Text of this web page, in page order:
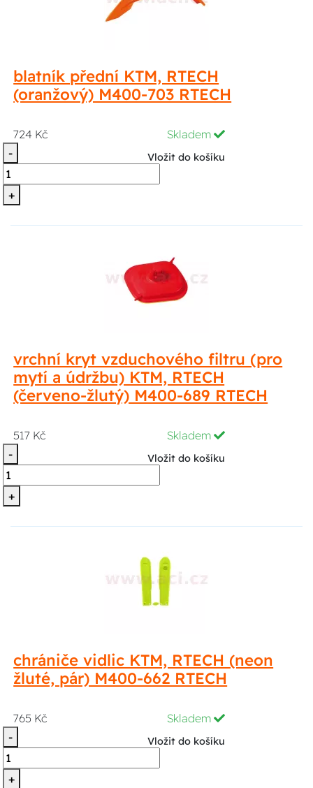
blatník přední KTM, RTECH
(oranžový) M400-703 RTECH
724 Kč
Skladem
-
+
Vložit do košíku
vrchní kryt vzduchového filtru (pro
mytí a údržbu) KTM, RTECH
(červeno-žlutý) M400-689 RTECH
517 Kč
Skladem
-
+
Vložit do košíku
chrániče vidlic KTM, RTECH (neon
žluté, pár) M400-662 RTECH
765 Kč
Skladem
-
+
Vložit do košíku